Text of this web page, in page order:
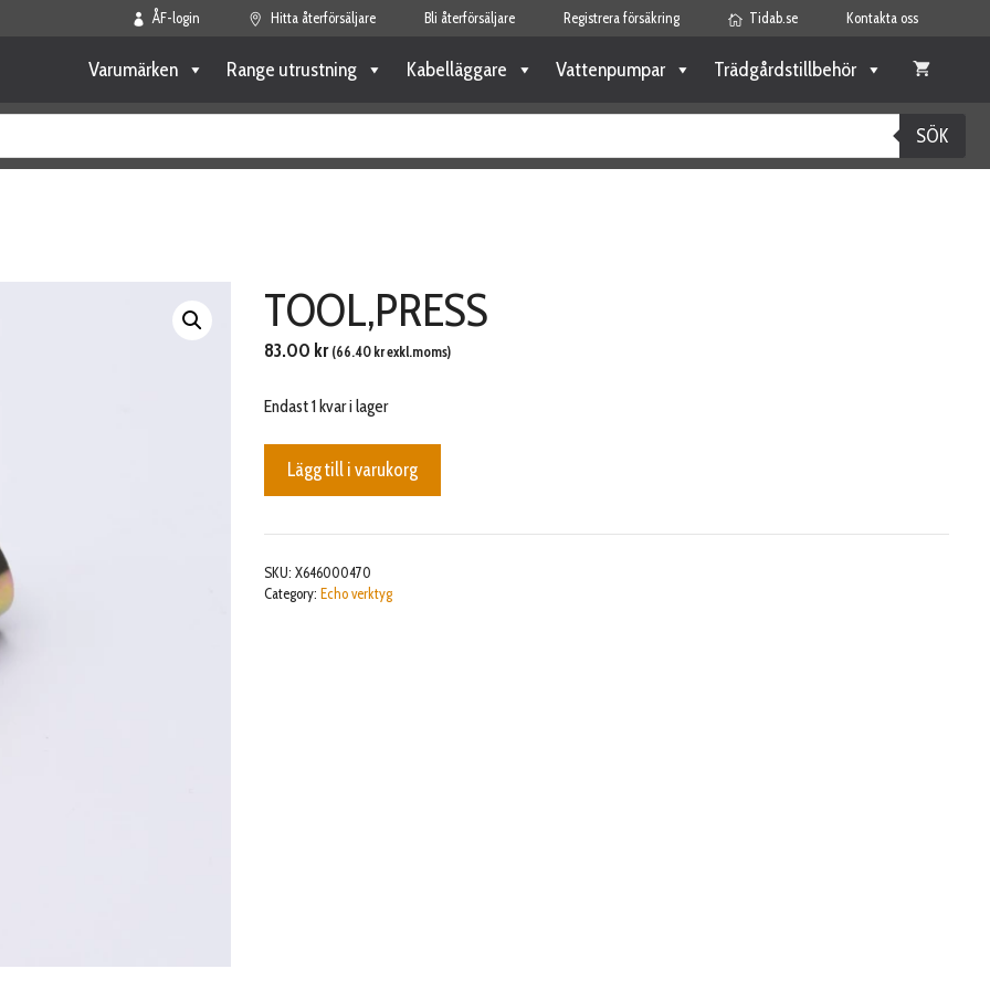
ÅF-login Hitta återförsäljare Bli återförsäljare Registrera försäkring Tidab.se Kontakta oss
Varumärken Range utrustning Kabelläggare Vattenpumpar Trädgårdstillbehör
SÖK
TOOL,PRESS
83.00 kr (66.40 krexkl.moms)
Endast 1 kvar i lager
TOOL,PRESS
mängd
Lägg till i varukorg
SKU: X646000470
Category: Echo verktyg